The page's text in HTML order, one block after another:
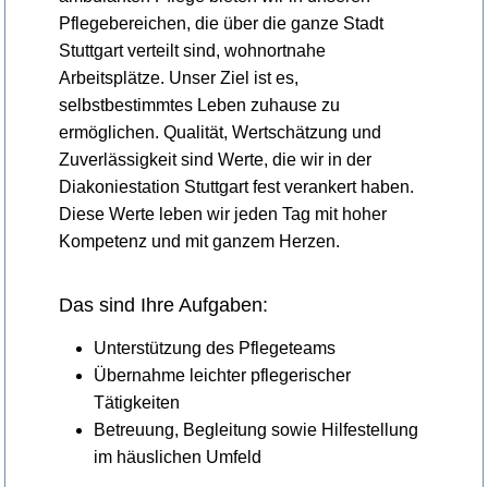
Pflegebereichen, die über die ganze Stadt
Stuttgart verteilt sind, wohnortnahe
Arbeitsplätze. Unser Ziel ist es,
selbstbestimmtes Leben zuhause zu
ermöglichen. Qualität, Wertschätzung und
Zuverlässigkeit sind Werte, die wir in der
Diakoniestation Stuttgart fest verankert haben.
Diese Werte leben wir jeden Tag mit hoher
Kompetenz und mit ganzem Herzen.
Das sind Ihre Aufgaben:
Unterstützung des Pflegeteams
Übernahme leichter pflegerischer
Tätigkeiten
Betreuung, Begleitung sowie Hilfestellung
im häuslichen Umfeld